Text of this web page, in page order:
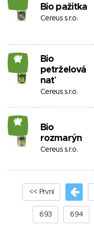
Bio pažitka
Cereus s.r.o.
27
Bio
petrželová
nať
Cereus s.r.o.
27
Bio
rozmarýn
Cereus s.r.o.
<< První
693 694